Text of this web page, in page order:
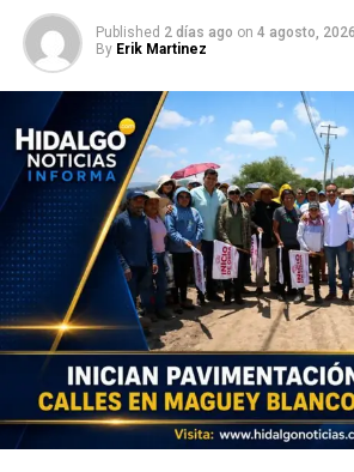
Published 2 días ago on 4 agosto, 2026
By Erik Martinez